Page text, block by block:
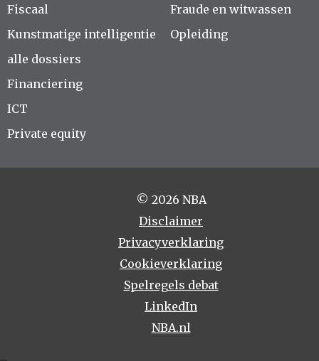
Fiscaal
Kunstmatige intelligentie
alle dossiers
Fraude en witwassen
Opleiding
Financiering
ICT
Private equity
© 2026 NBA
Disclaimer
Privacyverklaring
Cookieverklaring
Spelregels debat
LinkedIn
NBA.nl